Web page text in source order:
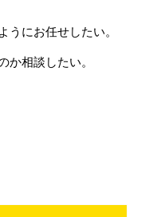
にお任せしたい。
か相談したい。